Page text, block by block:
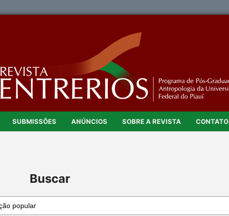
SUBMISSÕES ANÚNCIOS SOBRE A REVISTA CONTATO
Buscar